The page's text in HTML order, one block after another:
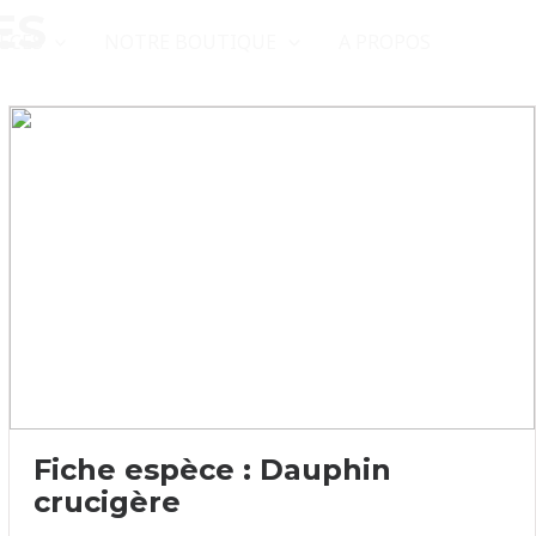
Fiche espèce : Dauphin
crucigère